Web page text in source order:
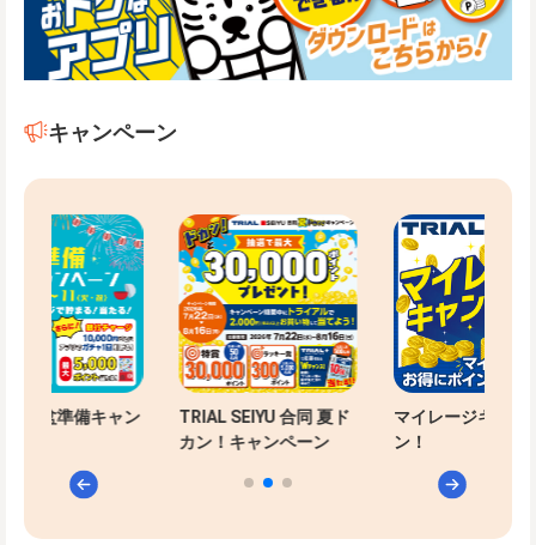
キャンペーン
お盆準備キャン
TRIAL SEIYU 合同 夏ド
カン！キャンペーン
マイレージキャン
ン！